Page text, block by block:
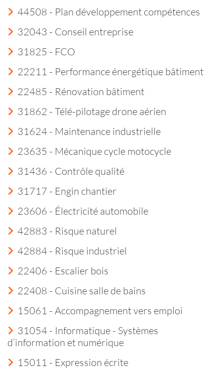
44508 - Plan développement compétences
32043 - Conseil entreprise
31825 - FCO
22211 - Performance énergétique bâtiment
22485 - Rénovation bâtiment
31862 - Télé-pilotage drone aérien
31624 - Maintenance industrielle
23635 - Mécanique cycle motocycle
31436 - Contrôle qualité
31717 - Engin chantier
23606 - Électricité automobile
42883 - Risque naturel
42884 - Risque industriel
22406 - Escalier bois
22408 - Cuisine salle de bains
15061 - Accompagnement vers emploi
31054 - Informatique - Systèmes
d’information et numérique
15011 - Expression écrite